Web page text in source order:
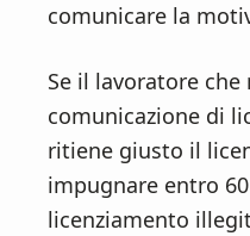
comunicare la
Se il lavoratore che
comunicazione di
ritiene giusto il
impugnare entro
licenziamento